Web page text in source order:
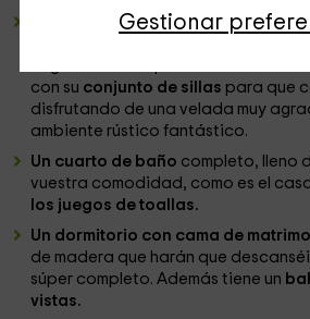
Gestionar
Una cocina comedorbastante
con su conjunto de sillas para que
disfrutando de una velada muy
ambiente rústico fantástico.
Un cuarto de baño completo, lleno
vuestra comodidad, como es el
los juegos de toallas.
Un dormitorio con cama de
de madera que harán que
súper completo. Además tiene un
vistas.